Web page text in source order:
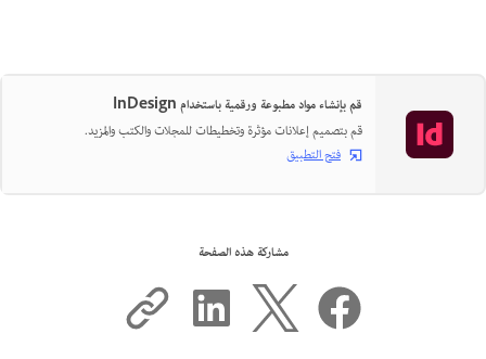
قم بإنشاء مواد مطبوعة ورقمية باستخدام InDesign
قم بتصميم إعلانات مؤثرة وتخطيطات للمجلات والكتب والمزيد.
فتح التطبيق
مشاركة هذه الصفحة